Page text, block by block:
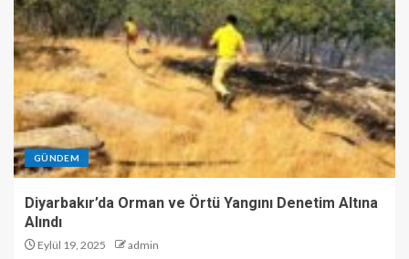
GÜNDEM
Diyarbakır’da Orman ve Örtü Yangını Denetim Altına
Alındı
Eylül 19, 2025 admin